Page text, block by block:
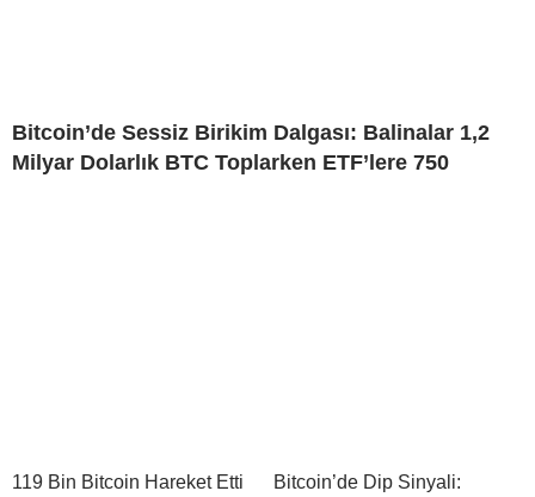
Bitcoin’de Sessiz Birikim Dalgası: Balinalar 1,2
Milyar Dolarlık BTC Toplarken ETF’lere 750
119 Bin Bitcoin Hareket Etti
Bitcoin’de Dip Sinyali: